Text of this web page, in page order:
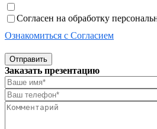
Согласен на обработку
Ознакомиться с Согласием
Отправить
Заказать презентацию